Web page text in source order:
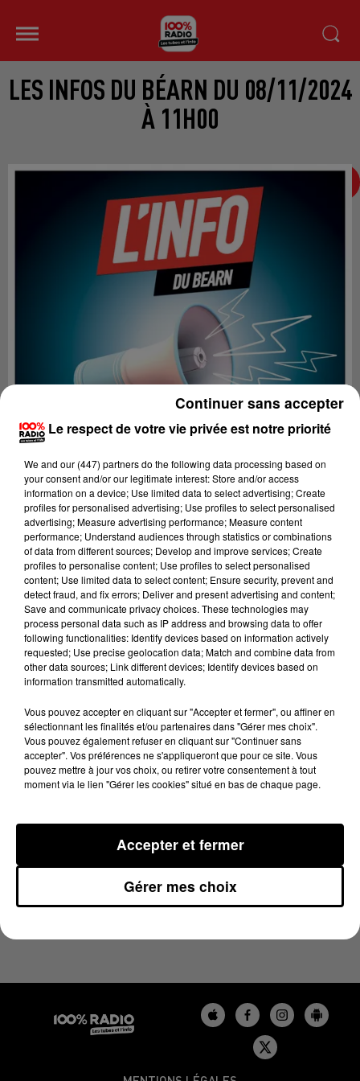
LES INFOS DU BÉARN DU 08/11/2024
À 11H00
Lecture (2 min 22 sec)
100%
8 novembre 2024 - 2 min 22 sec
LES INFOS DU BÉARN DU 08/11/2024 À 11H00
Le respect de votre vie privée est notre priorité
We and our (447) partnersdo the following data processing based on
your consent and/or our legitimate interest: Store and/or access
information on a device; Use limited data to select advertising; Create
profiles for personalised advertising; Use profiles to select personalised
advertising; Measure advertising performance; Measure content
performance; Understand audiences through statistics or combinations
of data from different sources; Develop and improve services; Create
profiles to personalise content; Use profiles to select personalised
content; Use limited data to select content; Ensure security, prevent and
detect fraud, and fix errors; Deliver and present advertising and content;
Save and communicate privacy choices. These technologies may
process personal data such as IP address and browsing data to offer
following functionalities: Identify devices based on information actively
requested; Use precise geolocation data; Match and combine data from
other data sources; Link different devices; Identify devices based on
information transmitted automatically.
Vous pouvez accepter en cliquant sur "Accepter et fermer", ou affiner en
sélectionnant les finalités et/ou partenaires dans "Gérer mes choix".
Vous pouvez également refuser en cliquant sur "Continuer sans
accepter". Vos préférences ne s'appliqueront que pour ce site. Vous
pouvez mettre à jour vos choix, ou retirer votre consentement à tout
moment via le lien "Gérer les cookies" situé en bas de chaque page.
Gérer mes choix
Accepter et fermer
Continuer sans accepter